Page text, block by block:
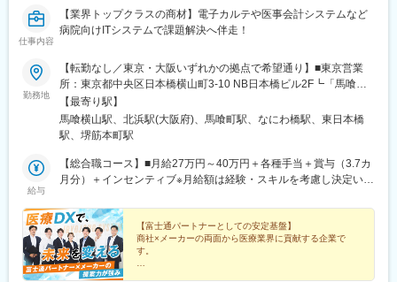
■時期により自社やメーカーのキャンペーンが行われており、特定
製品の販売件数によってインセンティブが発生します。
【充実した研修内容】
■中途同期入社の仲間との初期研修があり、必要な知識をしっかり
身につけられます。同社は中途社員は大半が営業未経験または異
業界出身の方で、安心して業務をキャッチアップいただくことが
可能です。
■入社後研修は2か月間設けられており、商品や医療業界の知識を
学んでいただくことが可能です。研修後はOJTにて徐々に実務に
慣れていただきます。
【企業の魅力】
■高成長率の市場である不整脈領域の中でも創業時からの専門性が
あり、トップクラスシェアを誇ります。
■上場企業の安定基盤があり、働き方も充実しているため、専門性
を高めながら安心して長期就業いただくことが可能です。
仕事内容
【業界トップクラスの商材】電子カルテや医事会計システムなど
病院向けITシステムで課題解決へ伴走！
勤務地
【転勤なし／東京・大阪いずれかの拠点で希望通り】■東京営業
所：東京都中央区日本橋横山町3-10 NB日本橋ビル2F┗「馬喰横
山駅」より徒歩1分┗「馬喰町駅」より徒歩2分┗「東日本橋駅」
より徒歩5分■大阪本社：大阪府大阪市中央区平野町1-4-8 IJSビル
┗「北浜駅」5出口より徒歩6分※受動喫煙対策あり：屋内原則禁
【最寄り駅】
馬喰横山駅、北浜駅(大阪府)、馬喰町駅、なにわ橋駅、東日本橋
駅、堺筋本町駅
給与
【総合職コース】■月給27万円～40万円＋各種手当＋賞与（3.7カ
月分）＋インセンティブ※月給額は経験・スキルを考慮し決定いた
円）を含みます。超過分は別途支給します。【専任職コース】■月
給29万5,000円～40万円＋各種手当＋賞与（3.7カ月分）＋インセ
ンティブ※月給額は経験・スキルを考慮し決定いたします。※上記
には、固定残業代（30時間分／月6万5,000円～16万円）を含みま
す。超過分は別途支給します。◆スキルや希望年収に応じて総合
【富士通パートナーとしての安定基盤】
商社×メーカーの両面から医療業界に貢献する企業で
す。